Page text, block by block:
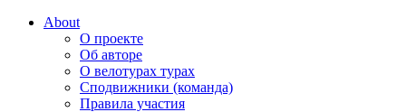
About
О проекте
Об авторе
О велотурах турах
Сподвижники (команда)
Правила участия